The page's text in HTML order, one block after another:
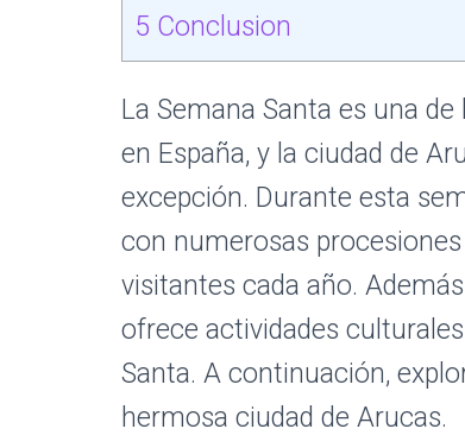
5 Conclusion
La Semana Santa es una
en España, y la ciudad de
excepción. Durante esta
con numerosas
visitantes cada año.
ofrece actividades
Santa. A continuación,
hermosa ciudad de Arucas.